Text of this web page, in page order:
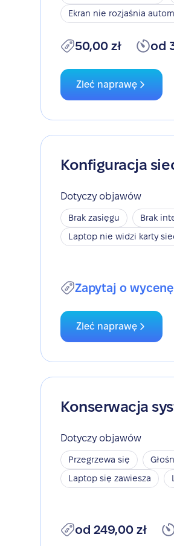
Ekran nie rozjaśnia
50,00 zł od
Zleć naprawę
Konfiguracja
Dotyczy objawów
Brak zasięgu Brak
Laptop nie widzi karty
Zapytaj o wycenę
Zleć naprawę
Konserwacja
Dotyczy objawów
Przegrzewa się
Laptop się zawiesza
od 249,00 zł